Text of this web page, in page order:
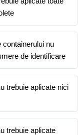
containerului nu
de identificare
trebuie aplicate nici
trebuie aplicate